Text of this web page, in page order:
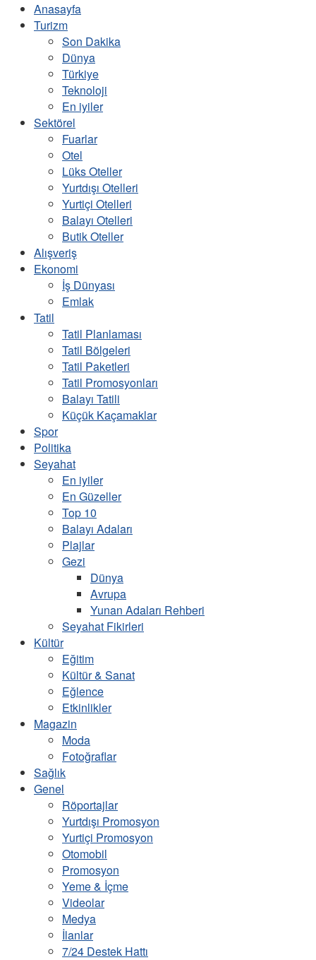
Anasayfa
Turizm
Son Dakika
Dünya
Türkiye
Teknoloji
En iyiler
Sektörel
Fuarlar
Otel
Lüks Oteller
Yurtdışı Otelleri
Yurtiçi Otelleri
Balayı Otelleri
Butik Oteller
Alışveriş
Ekonomi
İş Dünyası
Emlak
Tatil
Tatil Planlaması
Tatil Bölgeleri
Tatil Paketleri
Tatil Promosyonları
Balayı Tatili
Küçük Kaçamaklar
Spor
Politika
Seyahat
En iyiler
En Güzeller
Top 10
Balayı Adaları
Plajlar
Gezi
Dünya
Avrupa
Yunan Adaları Rehberi
Seyahat Fikirleri
Kültür
Eğitim
Kültür & Sanat
Eğlence
Etkinlikler
Magazin
Moda
Fotoğraflar
Sağlık
Genel
Röportajlar
Yurtdışı Promosyon
Yurtiçi Promosyon
Otomobil
Promosyon
Yeme & İçme
Videolar
Medya
İlanlar
7/24 Destek Hattı